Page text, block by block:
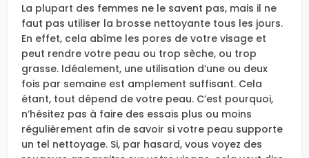
La plupart des femmes ne le savent pas, mais il ne
faut pas utiliser la brosse nettoyante tous les jours.
En effet, cela abîme les pores de votre visage et
peut rendre votre peau ou trop sèche, ou trop
grasse. Idéalement, une utilisation d’une ou deux
fois par semaine est amplement suffisant. Cela
étant, tout dépend de votre peau. C’est pourquoi,
n’hésitez pas à faire des essais plus ou moins
régulièrement afin de savoir si votre peau supporte
un tel nettoyage. Si, par hasard, vous voyez des